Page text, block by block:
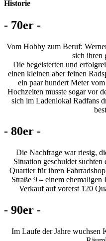
Historie
- 70er -
Vom Hobby zum Beruf:
sich ihren
Die begeisterten und
einen kleinen aber feinen
ein paar hundert Meter
Hochzeiten musste sogar vor
sich im Ladenlokal Radfans
- 80er -
Die Nachfrage war riesig,
Situation geschuldet
Quartier für ihren
Straße 9 – einem
Verkauf auf vorerst 120
- 90er -
Im Laufe der Jahre wuchsen